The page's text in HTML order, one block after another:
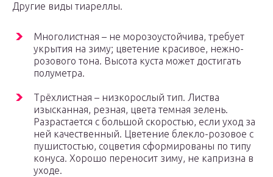
Другие виды тиареллы.
Многолистная – не морозоустойчива, требует
укрытия на зиму; цветение красивое, нежно-
розового тона. Высота куста может достигать
полуметра.
Трёхлистная – низкорослый тип. Листва
изысканная, резная, цвета темная зелень.
Разрастается с большой скоростью, если уход за
ней качественный. Цветение блекло-розовое с
пушистостью, соцветия сформированы по типу
конуса. Хорошо переносит зиму, не капризна в
уходе.